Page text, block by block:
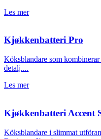
Les mer
Kjøkkenbatteri Pro
Köksblandare som
detalj....
Les mer
Kjøkkenbatteri Accent
Köksblandare i slimmat